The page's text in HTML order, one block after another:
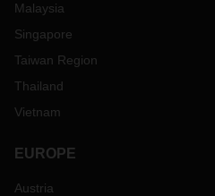
Malaysia
Singapore
Taiwan Region
Thailand
Vietnam
EUROPE
Austria